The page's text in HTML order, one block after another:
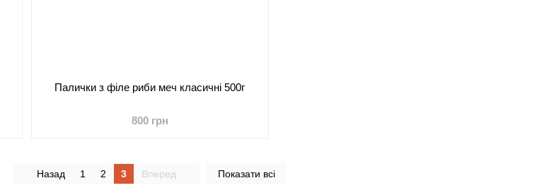
Палички з філе риби меч класичні 500г
800 грн
Назад 1 2 3 Вперед Показати всі